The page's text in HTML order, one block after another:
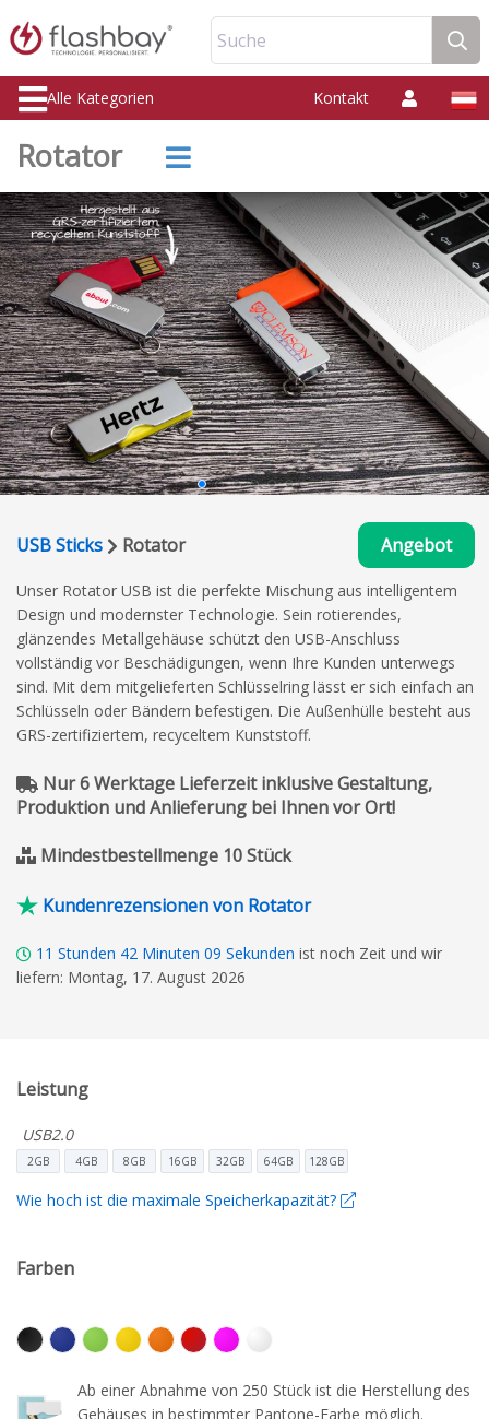
Suche
Alle Kategorien Kontakt
Rotator
USB Sticks Rotator Angebot
Unser Rotator USB ist die perfekte Mischung aus intelligentem
Design und modernster Technologie. Sein rotierendes,
glänzendes Metallgehäuse schützt den USB-Anschluss
vollständig vor Beschädigungen, wenn Ihre Kunden unterwegs
sind. Mit dem mitgelieferten Schlüsselring lässt er sich einfach an
Schlüsseln oder Bändern befestigen. Die Außenhülle besteht aus
GRS-zertifiziertem, recyceltem Kunststoff.
Nur 6 Werktage Lieferzeit inklusive Gestaltung,
Produktion und Anlieferung bei Ihnen vor Ort!
Mindestbestellmenge 10 Stück
Kundenrezensionen von Rotator
11 Stunden 42 Minuten 08 Sekunden ist noch Zeit und wir
liefern: Montag, 17. August 2026
Leistung
USB2.0
2GB 4GB 8GB 16GB 32GB 64GB 128GB
Wie hoch ist die maximale Speicherkapazität?
Farben
Ab einer Abnahme von 250 Stück ist die Herstellung des
Gehäuses in bestimmter Pantone-Farbe möglich.